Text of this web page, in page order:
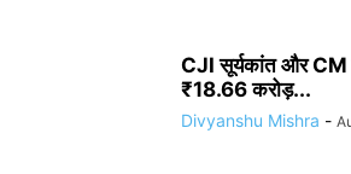
CJI सूर्यकांत और CM
₹18.66 करोड़...
Divyanshu Mishra -